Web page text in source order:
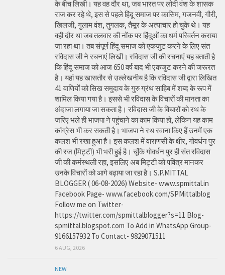
के बीच लिखी। यह वह दौर था, जब भारत पर लोदी वंश के शासक
राज कर रहे थे, इस से पहले हिंदू समाज पर कासिम, गजनवी, गौरी,
खिलजी, गुलाम वंश, तुगलक, तैमूर के अत्याचार हो चुके थे। यह
वही दौर था जब तलवार की नोंक पर हिंदुओं का धर्म परिवर्तन कराया
जा रहा था। तब संपूर्ण हिंदू समाज को एकजुट करने के लिए संत
रविदास जी ने रचनाएं लिखी। रविदास जी की रचनाएं यह बताती है
कि हिंदू समाज को आज 650 वर्ष बाद भी एकजुट करने की जरूरत
है। यहां यह खासतौर से उल्लेखनीय है कि रविदास जी द्वारा लिखित
41 वाणियोंं को सिख समुदाय के गुरु ग्रंथ साहिब में शब्द के रूप में
शामिल किया गया है। इससे भी रविदास के विचारों की मानता का
अंदाजा लगाया जा सकता है। रविदास जी के विचारों को रथ के
जरिए भले ही भाजपा ने पहुंचाने का काम किया हो, लेकिन यह काम
कांग्रेस भी कर सकती है। भाजपा ने रथ रवाना किए हैं उनमें एक
कलश भी रखा हुआ है। इस कलश में वाराणसी के क्षीर, गोवर्धन पुर
की रज (मिट्टी) भी भरी हुई है। चूंकि गोवर्धन पुर ही संत रविदास
जी की कर्मस्थली रहा, इसलिए अब मिट्टी को पवित्र मानकर
उनके विचारों को आगे बढ़ाया जा रहा है। S.P.MITTAL
BLOGGER ( 06-08-2026) Website- www.spmittal.in
Facebook Page- www.facebook.com/SPMittalblog
Follow me on Twitter-
https://twitter.com/spmittalblogger?s=11 Blog-
spmittal.blogspot.com To Add in WhatsApp Group-
9166157932 To Contact- 9829071511
6 AUG, 2026
NEW